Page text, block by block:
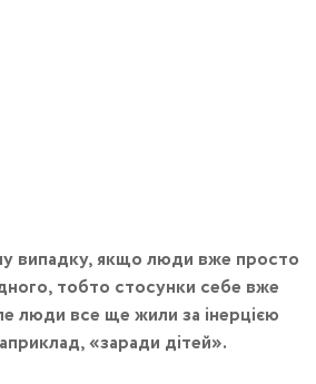
випадку, якщо люди вже просто
тобто стосунки себе вже
люди все ще жили за інерцією
«заради дітей».